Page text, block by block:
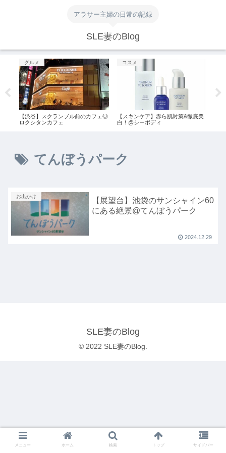
アラサー主婦の日常の記録
SLE妻のBlog
グルメ
【渋谷】スクランブル前のカフェ◎
ロクシタンカフェ
コスメ
【スキンケア】赤ら肌対策&徹底美
白！@シーボディ
てんぼうパーク
お出かけ
【展望台】池袋のサンシャイン60
にある絶景@てんぼうパーク
2024.12.29
SLE妻のBlog
© 2022 SLE妻のBlog.
メニュー ホーム 検索 トップ サイドバー